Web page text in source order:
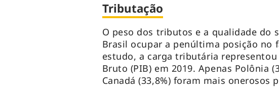
Tributação
O peso dos tributos e a qualidade do
Brasil ocupar a penúltima posição no
estudo, a carga tributária
Bruto (PIB) em 2019. Apenas Polônia
Canadá (33,8%) foram mais onerosos